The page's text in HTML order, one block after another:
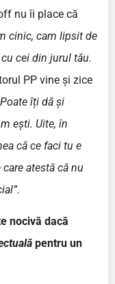
nu îi place că
cinic, cam lipsit de
cei din jurul tău.
PP vine și zice
îți dă și
ești. Uite, în
că ce faci tu e
atestă că nu
nocivă dacă
pentru un